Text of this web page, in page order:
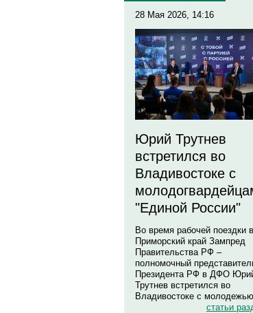
28 Мая 2026, 14:16
Юрий Трутнев
встретился во
Владивостоке с
"Единой России"
Во время рабочей поездки в
Приморский край Зампред
Правительства РФ –
полномочный
Президента РФ в ДФО
Трутнев встретился во
Владивостоке с
статьи